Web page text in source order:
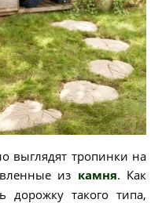
выглядят тропинки на
из камня. Как
дорожку такого типа,